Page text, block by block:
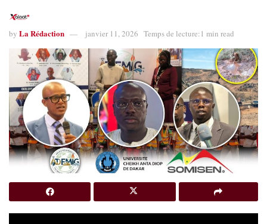
by La Rédaction janvier 11, 2026 Temps de lecture:1 min read